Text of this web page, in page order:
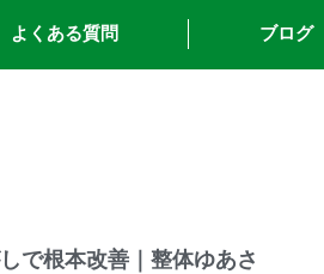
よくある質問 ブログ
で根本改善｜整体ゆあさ